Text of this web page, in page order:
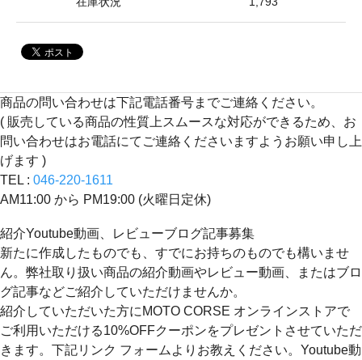
商品の問い合わせは下記電話番号までご連絡ください。
( 販売している商品の性質上スムースな対応ができるため、お
問い合わせはお電話にてご連絡くださいますようお願い申し上
げます )
TEL : 046-220-1611
AM11:00 から PM19:00 (火曜日定休)
紹介Youtube動画、レビューブログ記事募集
新たに作成したものでも、すでにお持ちのものでも構いませ
ん。弊社取り扱い商品の紹介動画やレビュー動画、またはブロ
グ記事などご紹介していただけませんか。
紹介していただいた方にMOTO CORSE オンラインストアで
ご利用いただける10%OFFクーポンをプレゼントさせていただ
きます。下記リンク フォームよりお教えください。Youtube動